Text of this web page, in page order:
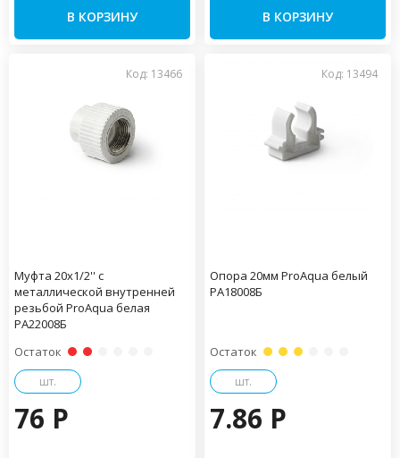
В КОРЗИНУ В КОРЗИНУ
Код: 13466
Муфта 20x1/2'' с
металлической внутренней
резьбой ProAqua белая
PA22008Б
Остаток
шт.
76 P
Код: 13494
Опора 20мм ProAqua белый
PA18008Б
Остаток
шт.
7.86 P